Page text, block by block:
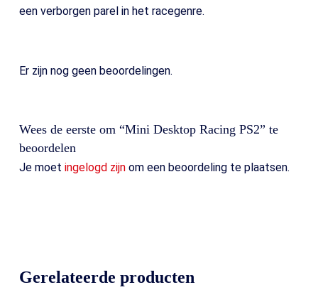
een verborgen parel in het racegenre.
Er zijn nog geen beoordelingen.
Wees de eerste om “Mini Desktop Racing PS2” te
beoordelen
Je moet ingelogd zijnom een beoordeling te plaatsen.
Gerelateerde producten